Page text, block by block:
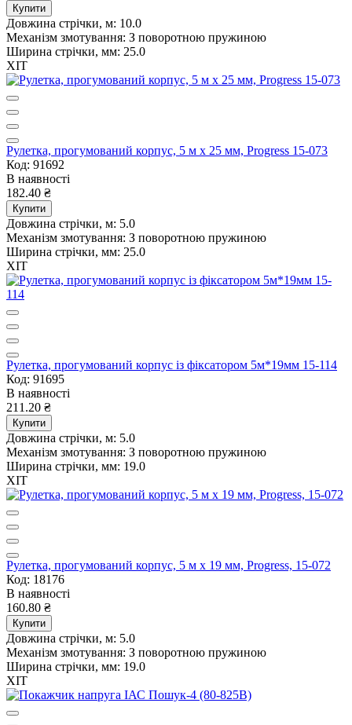
Купити
Довжина стрічки, м: 10.0
Механізм змотування: З поворотною пружиною
Ширина стрічки, мм: 25.0
ХІТ
Рулетка, прогумований корпус, 5 м х 25 мм, Progress 15-073
Код: 91692
В наявності
182.40 ₴
Купити
Довжина стрічки, м: 5.0
Механізм змотування: З поворотною пружиною
Ширина стрічки, мм: 25.0
ХІТ
Рулетка, прогумований корпус із фіксатором 5м*19мм 15-114
Код: 91695
В наявності
211.20 ₴
Купити
Довжина стрічки, м: 5.0
Механізм змотування: З поворотною пружиною
Ширина стрічки, мм: 19.0
ХІТ
Рулетка, прогумований корпус, 5 м х 19 мм, Progress, 15-072
Код: 18176
В наявності
160.80 ₴
Купити
Довжина стрічки, м: 5.0
Механізм змотування: З поворотною пружиною
Ширина стрічки, мм: 19.0
ХІТ